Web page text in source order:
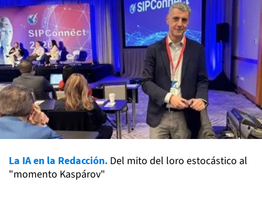
La IA en la Redacción. Del mito del loro estocástico al
"momento Kaspárov"